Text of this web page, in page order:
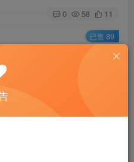
0 58 11
属资源
钻石会员免费
已售 89